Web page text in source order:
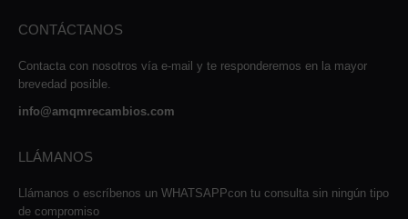
CONTÁCTANOS
Contacta con nosotros vía e-mail y te responderemos en la mayor
brevedad posible.
info@amqmrecambios.com
LLÁMANOS
Llámanos o escríbenos un WHATSAPPcon tu consulta sin ningún tipo
de compromiso